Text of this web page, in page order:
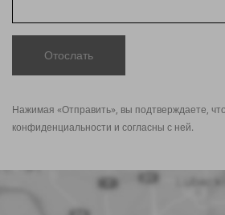
Отослать
Нажимая «Отправить», вы подтверждаете,
конфиденциальности и согласны с ней.